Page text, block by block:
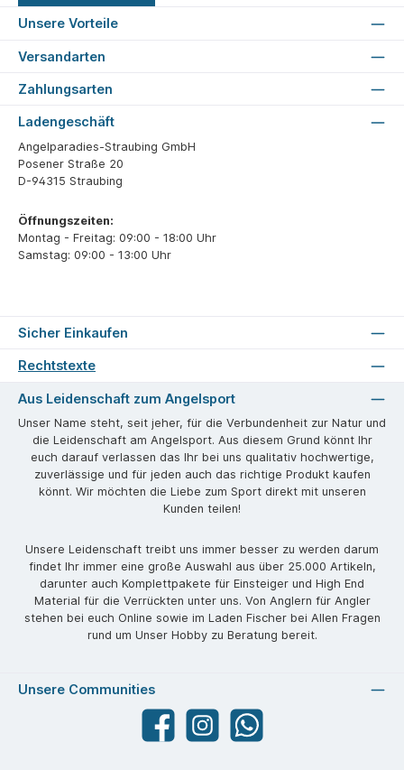
Unsere Vorteile
Versandarten
Zahlungsarten
Ladengeschäft
Angelparadies-Straubing GmbH
Posener Straße 20
D-94315 Straubing
Öffnungszeiten:
Montag - Freitag: 09:00 - 18:00 Uhr
Samstag: 09:00 - 13:00 Uhr
Sicher Einkaufen
Rechtstexte
Aus Leidenschaft zum Angelsport
Unser Name steht, seit jeher, für die Verbundenheit zur Natur und
die Leidenschaft am Angelsport. Aus diesem Grund könnt Ihr
euch darauf verlassen das Ihr bei uns qualitativ hochwertige,
zuverlässige und für jeden auch das richtige Produkt kaufen
könnt. Wir möchten die Liebe zum Sport direkt mit unseren
Kunden teilen!
Unsere Leidenschaft treibt uns immer besser zu werden darum
findet Ihr immer eine große Auswahl aus über 25.000 Artikeln,
darunter auch Komplettpakete für Einsteiger und High End
Material für die Verrückten unter uns. Von Anglern für Angler
stehen bei euch Online sowie im Laden Fischer bei Allen Fragen
rund um Unser Hobby zu Beratung bereit.
Unsere Communities
Facebook angelparadiesstraubing
WhatsApp